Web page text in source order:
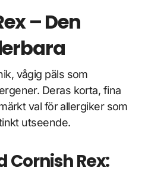
– Den
vågig päls som
Deras korta, fina
val för allergiker som
utseende.
Cornish Rex: